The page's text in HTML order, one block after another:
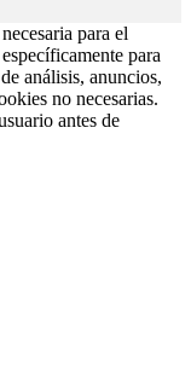
para el
para
análisis, anuncios,
no necesarias.
antes de